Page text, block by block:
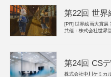
第22回 世界
[PR] 世界絵画大賞展
共催：株式会社世界
第24回 CS
株式会社中川ケミカ